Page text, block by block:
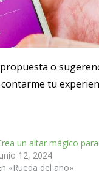
o
tu
un altar mágico
12, 2024
«Rueda del año»